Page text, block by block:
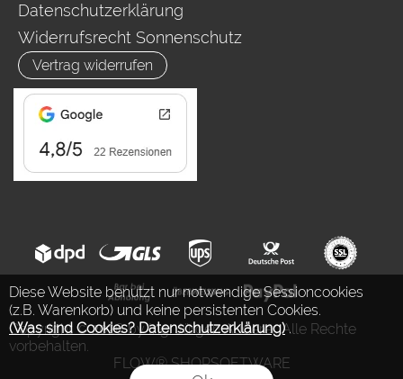
Diese Website benutzt nur notwendige Sessioncookies
(z.B. Warenkorb) und keine persistenten Cookies.
(Was sind Cookies? Datenschutzerklärung).
Datenschutzerklärung
Widerrufsrecht Sonnenschutz
Vertrag widerrufen
Copyright © 2026 by Ing. Jürgen Auderer. Alle Rechte
vorbehalten.
FLOW® SHOPSOFTWARE